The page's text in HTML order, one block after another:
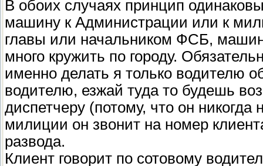
В обоих случаях принцип
машину к Администрации или к
главы или начальником ФСБ,
много кружить по городу.
именно делать я только водителю
водителю, езжай туда то будешь
диспетчеру (потому, что он
милиции он звонит на номер
развода.
Клиент говорит по сотовому